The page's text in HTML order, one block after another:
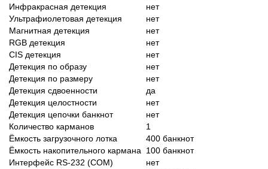
Инфракрасная детекция
нет
Ультрафиолетовая детекция
нет
Магнитная детекция
нет
RGB детекция
нет
CIS детекция
нет
Детекция по образу
нет
Детекция по размеру
нет
Детекция сдвоенности
да
Детекция целостности
нет
Детекция цепочки банкнот
нет
Количество карманов
1
Ёмкость загрузочного лотка
400 банкнот
Ёмкость накопительного кармана
100 банкнот
Интерфейс RS-232 (COM)
нет